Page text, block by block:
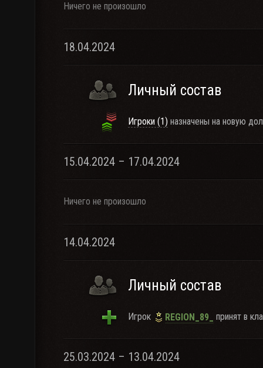
Ничего не произошло
18.04.2024
Личный состав
Игроки (1) назначены на новую
15.04.2024 – 17.04.2024
Ничего не произошло
14.04.2024
Личный состав
Игрок REGION_89_ принят в
25.03.2024 – 13.04.2024